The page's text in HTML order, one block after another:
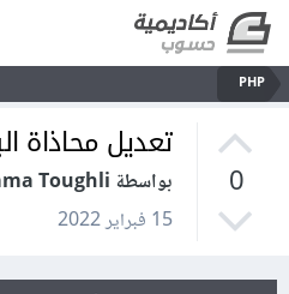
PHP
0
تعديل محاذاة
بواسطة Oussama Toughli
15 فبراير 2022